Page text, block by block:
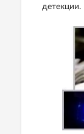
детекции.